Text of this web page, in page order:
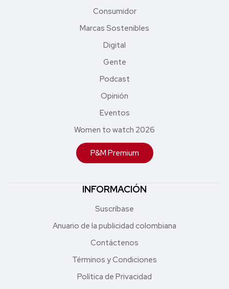
Consumidor
Marcas Sostenibles
Digital
Gente
Podcast
Opinión
Eventos
Women to watch 2026
P&M Premium
INFORMACIÓN
Suscríbase
Anuario de la publicidad colombiana
Contáctenos
Términos y Condiciones
Política de Privacidad